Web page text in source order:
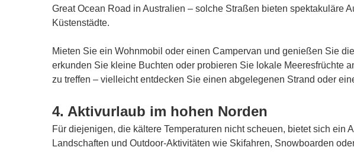
Great Ocean Road in Australien – solche Straßen bieten spektakuläre
Küstenstädte.
Mieten Sie ein Wohnmobil oder einen Campervan und genießen Sie
erkunden Sie kleine Buchten oder probieren Sie lokale Meeresfrüchte
zu treffen – vielleicht entdecken Sie einen abgelegenen Strand oder
4. Aktivurlaub im hohen Norden
Für diejenigen, die kältere Temperaturen nicht scheuen, bietet sich
Landschaften und Outdoor-Aktivitäten wie Skifahren, Snowboarden